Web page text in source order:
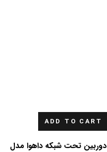
ADD TO CART
دوربین تحت شبکه داهوا مدل